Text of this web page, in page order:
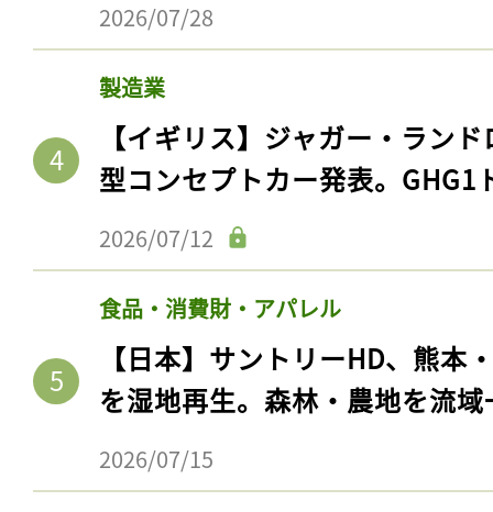
2026/07/28
製造業
【イギリス】ジャガー・ラン
型コンセプトカー発表。GHG1
2026/07/12
食品・消費財・アパレル
【日本】サントリーHD、熊本
を湿地再生。森林・農地を流
2026/07/15